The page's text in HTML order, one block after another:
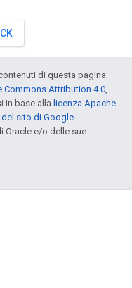
di questa pagina
Commons Attribution 4.0,
in base alla licenza Apache
del sito di Google
Oracle e/o delle sue